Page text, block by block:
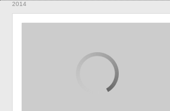
2014